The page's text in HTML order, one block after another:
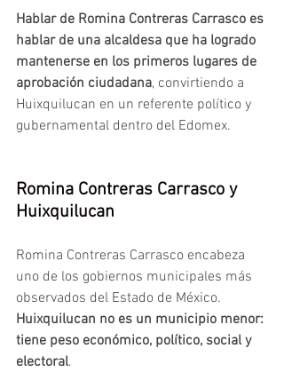
Hablar de Romina Contreras Carrasco es
hablar de una alcaldesa que ha logrado
mantenerse en los primeros lugares de
aprobación ciudadana, convirtiendo a
Huixquilucan en un referente político y
gubernamental dentro del Edomex.
Romina Contreras Carrasco y
Huixquilucan
Romina Contreras Carrasco encabeza
uno de los gobiernos municipales más
observados del Estado de México.
Huixquilucan no es un municipio menor:
tiene peso económico, político, social y
electoral.